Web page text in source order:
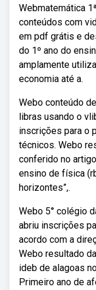
Webmatemática
conteúdos com
em pdf grátis e
do 1º ano do
amplamente
economia até a.
Webo conteúdo
libras usando o
inscrições para o
técnicos. Webo
conferido no
ensino de física
horizontes”,.
Webo 5° colégio
abriu inscrições
acordo com a
Webo resultado
ideb de alagoas
Primeiro ano de